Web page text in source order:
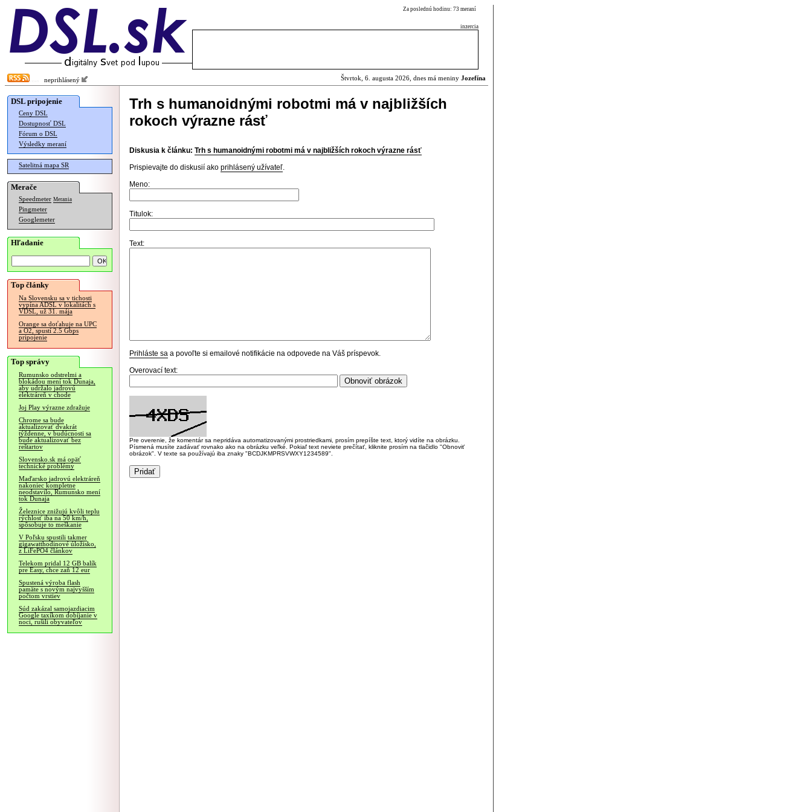
Za poslednú hodinu: 73 meraní
inzercia
neprihlásený Štvrtok, 6. augusta 2026, dnes má meniny Jozefína
DSL pripojenie
Ceny DSL
Dostupnosť DSL
Fórum o DSL
Výsledky meraní
Satelitná mapa SR
Merače
Speedmeter Merania
Pingmeter
Googlemeter
Hľadanie
Top články
Na Slovensku sa v tichosti
vypína ADSL v lokalitách s
VDSL, už 31. mája
Orange sa doťahuje na UPC
a O2, spustí 2.5 Gbps
pripojenie
Top správy
Rumunsko odstrelmi a
blokádou mení tok Dunaja,
aby udržalo jadrovú
elektráreň v chode
Joj Play výrazne zdražuje
Chrome sa bude
aktualizovať dvakrát
týždenne, v budúcnosti sa
bude aktualizovať bez
reštartov
Slovensko.sk má opäť
technické problémy
Maďarsko jadrovú elektráreň
nakoniec kompletne
neodstavilo, Rumunsko mení
tok Dunaja
Železnice znižujú kvôli teplu
rýchlosť iba na 50 km/h,
spôsobuje to meškanie
V Poľsku spustili takmer
gigawatthodinové úložisko,
z LiFePO4 článkov
Telekom pridal 12 GB balík
pre Easy, chce zaň 12 eur
Spustená výroba flash
pamäte s novým najvyšším
počtom vrstiev
Súd zakázal samojazdiacim
Google taxíkom dobíjanie v
noci, rušili obyvateľov
Trh s humanoidnými robotmi má v najbližších
rokoch výrazne rásť
Diskusia k článku: Trh s humanoidnými robotmi má v najbližších rokoch výrazne rásť
Prispievajte do diskusií ako prihlásený užívateľ.
Meno:
Titulok:
Text:
Prihláste sa a povoľte si emailové notifikácie na odpovede na Váš príspevok.
Overovací text:
Pre overenie, že komentár sa nepridáva automatizovanými prostriedkami, prosím prepíšte text, ktorý vidíte na obrázku.
Písmená musíte zadávať rovnako ako na obrázku veľké. Pokiaľ text neviete prečítať, kliknite prosím na tlačidlo "Obnoviť
obrázok". V texte sa používajú iba znaky "BCDJKMPRSVWXY1234589".